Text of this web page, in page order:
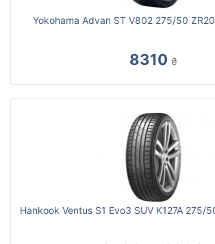
Yokohama Advan ST V802 275/50
8310 ₴
Hankook Ventus S1 Evo3 SUV K127A 275/